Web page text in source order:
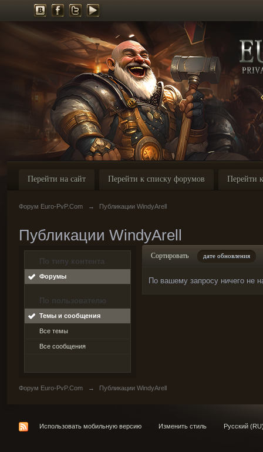
Перейти на сайт Перейти к списку форумов Перейти
Форум Euro-PvP.Com → Публикации WindyArell
Публикации WindyArell
По типу контента
Форумы
По пользователю
Темы и сообщения
Все темы
Все сообщения
Сортировать дате обновления
По вашему запросу ничего не
Форум Euro-PvP.Com → Публикации WindyArell
Использовать мобильную версию Изменить стиль Русский